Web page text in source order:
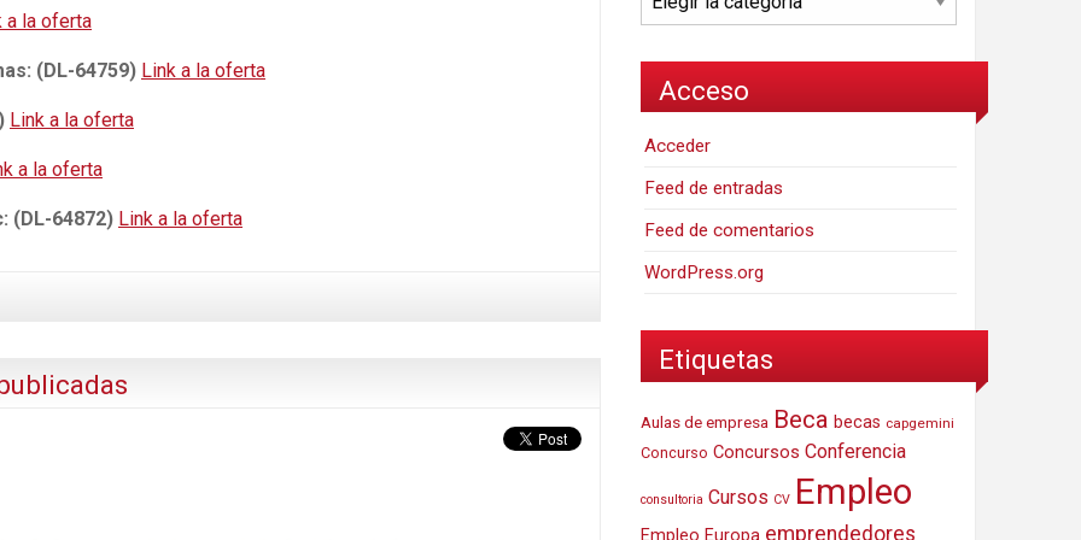
a la oferta
(DL-64759) Link a la oferta
Link a la oferta
a la oferta
(DL-64872) Link a la oferta
Acceso
Acceder
Feed de entradas
Feed de comentarios
WordPress.org
Etiquetas
Aulas de empresa Beca becas capgemini
Concurso Concursos Conferencia
consultoria Cursos CV Empleo
Empleo Europa emprendedores